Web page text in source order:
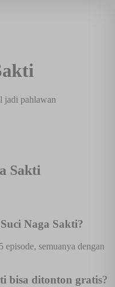
jadi pahlawan
Sakti
Naga Sakti?
semuanya dengan
bisa ditonton gratis?